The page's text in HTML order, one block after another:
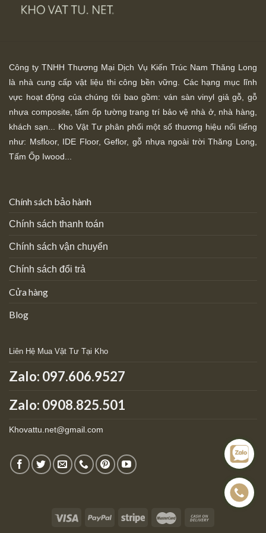
Công ty TNHH Thương Mại Dịch Vụ Kiến Trúc Nam Thăng Long
là nhà cung cấp vật liệu thi công bền vững. Các hạng mục lĩnh
vực hoạt động của chúng tôi bao gồm: ván sàn vinyl giả gỗ, gỗ
nhựa composite, tấm ốp tường trang trí bảo vệ nhà ở, nhà hàng,
khách sạn... Kho Vật Tư phân phối một số thương hiệu nổi tiếng
như: Msfloor, IDE Floor,Geflor, gỗ nhựa ngoài trời Thăng Long,
Tấm Ốp Iwood...
Chính sách bảo hành
Chính sách thanh toán
Chính sách vận chuyển
Chính sách đổi trả
Cửa hàng
Blog
Liên Hệ Mua Vật Tư Tại Kho
Zalo: 097.606.9527
Zalo: 0908.825.501
Khovattu.net@gmail.com